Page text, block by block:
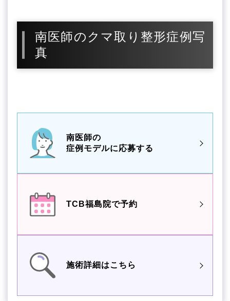
南医師のクマ取り整形症例写
真
南医師の
症例モデルに応募する
TCB福島院で予約
施術詳細はこちら